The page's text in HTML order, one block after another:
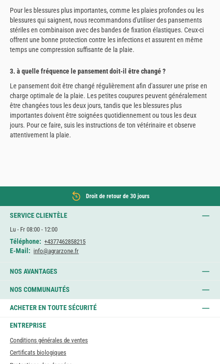
Pour les blessures plus importantes, comme les plaies profondes ou les
blessures qui saignent, nous recommandons d'utiliser des pansements
stériles en combinaison avec des bandes de fixation élastiques. Ceux-ci
offrent une bonne protection contre les infections et assurent en même
temps une compression suffisante de la plaie.
3. à quelle fréquence le pansement doit-il être changé ?
Le pansement doit être changé régulièrement afin d'assurer une prise en
charge optimale de la plaie. Les petites coupures peuvent généralement
être changées tous les deux jours, tandis que les blessures plus
importantes doivent être soignées quotidiennement ou tous les deux
jours. Pour ce faire, suis les instructions de ton vétérinaire et observe
attentivement la plaie.
Droit de retour de 30 jours
SERVICE CLIENTÈLE
Lu - Fr 08:00 - 12:00
Téléphone: +4377462858215
E-Mail: info@agrarzone.fr
NOS AVANTAGES
NOS COMMUNAUTÉS
ACHETER EN TOUTE SÉCURITÉ
ENTREPRISE
Conditions générales de ventes
Certificats biologiques